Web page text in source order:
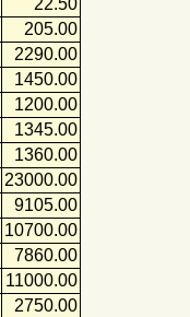
22.50
205.00
2290.00
1450.00
1200.00
1345.00
1360.00
23000.00
9105.00
10700.00
7860.00
11000.00
2750.00